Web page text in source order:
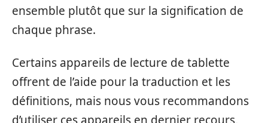
ensemble plutôt que sur la signification de
chaque phrase.
Certains appareils de lecture de tablette
offrent de l’aide pour la traduction et les
définitions, mais nous vous recommandons
d’utiliser ces appareils en dernier recours,